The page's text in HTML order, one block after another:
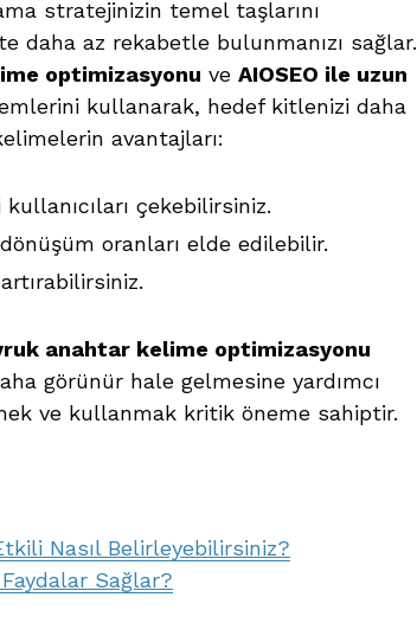
stratejinizin temel taşlarını
az rekabetle bulunmanızı sağlar.
optimizasyonu ve AIOSEO ile uzun
kullanarak, hedef kitlenizi daha
avantajları:
çekebilirsiniz.
oranları elde edilebilir.
anahtar kelime optimizasyonu
görünür hale gelmesine yardımcı
ve kullanmak kritik öneme sahiptir.
Nasıl Belirleyebilirsiniz?
Sağlar?